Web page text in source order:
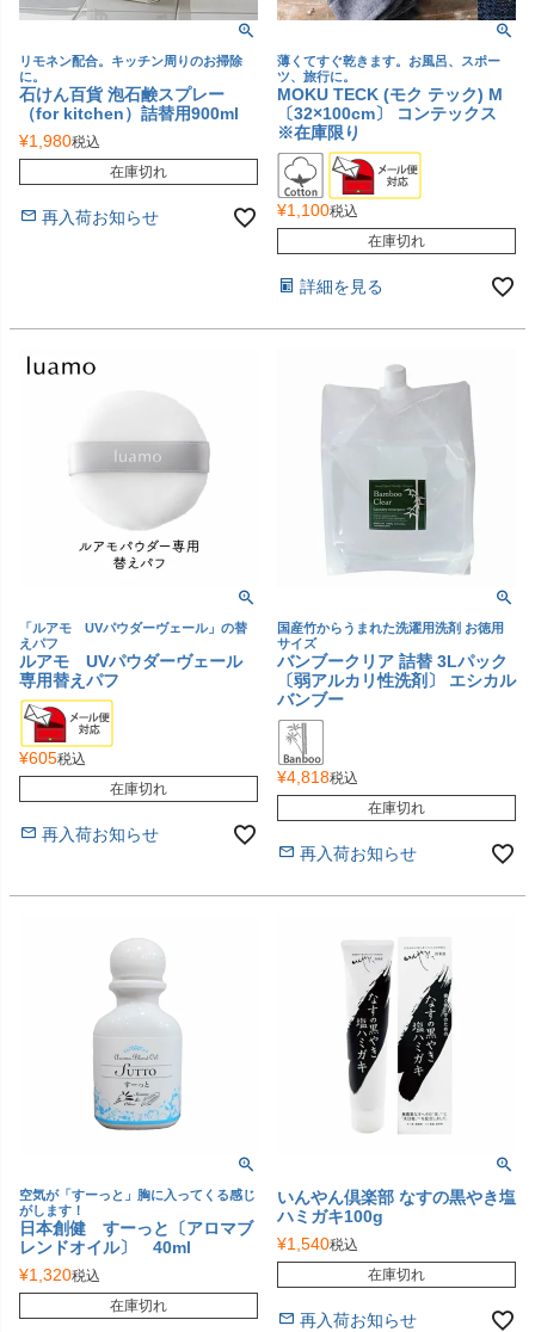
リモネン配合。キッチン周りのお掃除
に。
石けん百貨 泡石鹸スプレー
（for kitchen）詰替用900ml
¥1,980税込
在庫切れ
再入荷お知らせ
薄くてすぐ乾きます。お風呂、スポー
ツ、旅行に。
MOKU TECK (モク テック) M
〔32×100cm〕 コンテックス
※在庫限り
¥1,100税込
在庫切れ
詳細を見る
「ルアモ UVパウダーヴェール」の替
えパフ
ルアモ UVパウダーヴェール
専用替えパフ
¥605税込
在庫切れ
再入荷お知らせ
国産竹からうまれた洗濯用洗剤 お徳用
サイズ
バンブークリア 詰替 3Lパック
〔弱アルカリ性洗剤〕 エシカル
バンブー
¥4,818税込
在庫切れ
再入荷お知らせ
空気が「すーっと」胸に入ってくる感じ
がします！
日本創健 すーっと〔アロマブ
レンドオイル〕 40ml
¥1,320税込
在庫切れ
いんやん倶楽部 なすの黒やき塩
ハミガキ100g
¥1,540税込
在庫切れ
再入荷お知らせ